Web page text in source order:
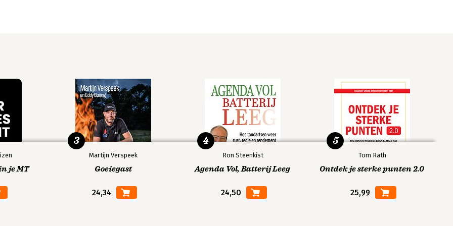
en bĳzondere
je MT
Martijn Verspeek
Goeiegast
24,34
3
Ron Steenkist
Agenda Vol, Batterij Leeg
24,50
4
Tom Rath
Ontdek je sterke punten 2.0
25,99
5